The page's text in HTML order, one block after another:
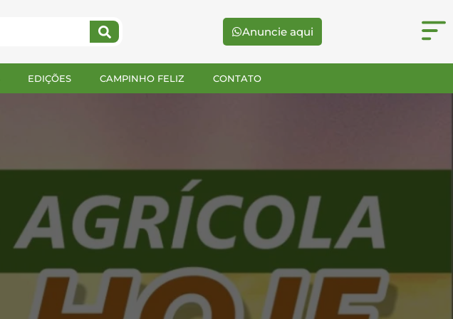
Anuncie aqui
EDIÇÕES CAMPINHO FELIZ CONTATO